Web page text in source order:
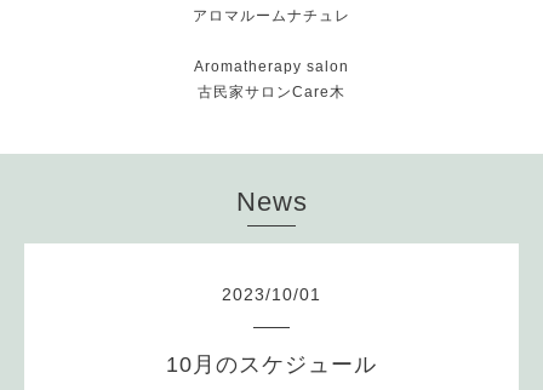
アロマルームナチュレ
Aromatherapy salon
古民家サロンCare木
News
2023/10/01
10月のスケジュール